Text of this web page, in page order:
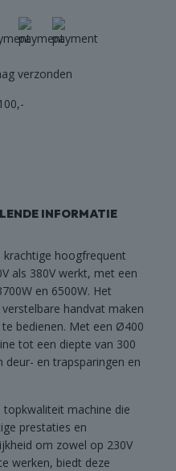
verzonden
INFORMATIE
krachtige hoogfrequent
als 380V werkt, met een
en 6500W. Het
handvat maken
bedienen. Met een Ø400
tot een diepte van 300
en trapsparingen en
topkwaliteit machine die
prestaties en
om zowel op 230V
werken, biedt deze